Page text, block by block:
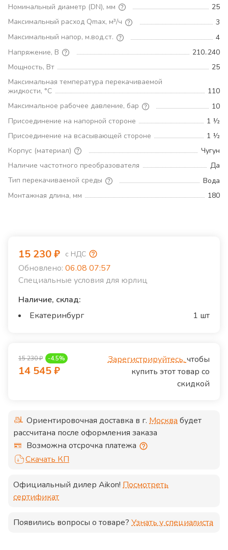
Номинальный диаметр (DN), мм
25
Максимальный расход Qmax, м³/ч
3
Максимальный напор, м.вод.ст.
4
Напряжение, В
210..240
Мощность, Вт
25
Максимальная температура перекачиваемой
жидкости, °С
110
Максимальное рабочее давление, бар
10
Присоединение на напорной стороне
1 ½
Присоединение на всасывающей стороне
1 ½
Корпус (материал)
Чугун
Наличие частотного преобразователя
Да
Тип перекачиваемой среды
Вода
Монтажная длина, мм
180
15 230₽ с НДС
Обновлено: 06.08 07:57
Специальные условия для юрлиц
Наличие, склад:
Екатеринбург
1 шт
15 230₽ -4.5%
14 545₽
Зарегистрируйтесь,чтобы
купить этот товар со
скидкой
Ориентировочная доставка в г. Москвабудет
рассчитана после оформления заказа
Возможна отсрочка платежа
Скачать КП
Официальный дилер Aikon! Посмотреть
сертификат
Появились вопросы о товаре? Узнать у специалиста